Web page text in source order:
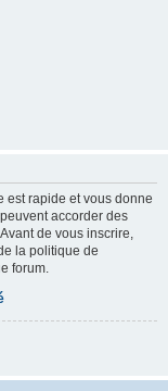
est rapide et vous donne
accorder des
de vous inscrire,
la politique de
forum.